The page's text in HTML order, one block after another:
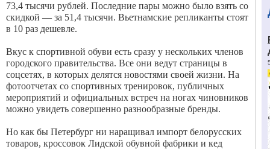
73,4 тысячи рублей. Последние пары можно было взять со
скидкой — за 51,4 тысячи. Вьетнамские репликанты стоят
в 10 раз дешевле.
Вкус к спортивной обуви есть сразу у нескольких членов
городского правительства. Все они ведут страницы в
соцсетях, в которых делятся новостями своей жизни. На
фотоотчетах со спортивных тренировок, публичных
мероприятий и официальных встреч на ногах чиновников
можно увидеть совершенно разнообразные бренды.
Но как бы Петербург ни наращивал импорт белорусских
товаров, кроссовок Лидской обувной фабрики и кед